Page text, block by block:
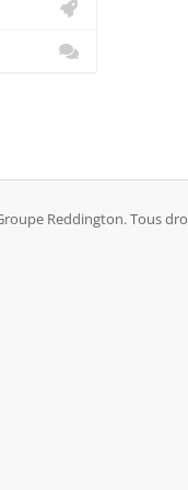
Reddington. Tous